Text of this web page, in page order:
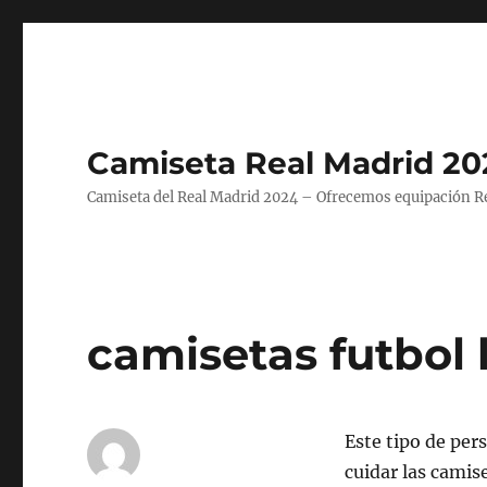
Camiseta Real Madrid
Camiseta del Real Madrid 2024 – Ofrecemos equipación
camisetas futbol
Este tipo de
cuidar las